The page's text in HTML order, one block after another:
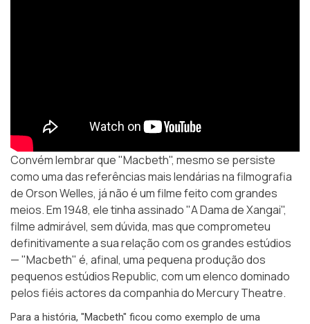
Convém lembrar que "Macbeth", mesmo se persiste
como uma das referências mais lendárias na filmografia
de Orson Welles, já não é um filme feito com grandes
meios. Em 1948, ele tinha assinado "A Dama de Xangai",
filme admirável, sem dúvida, mas que comprometeu
definitivamente a sua relação com os grandes estúdios
— "Macbeth" é, afinal, uma pequena produção dos
pequenos estúdios Republic, com um elenco dominado
pelos fiéis actores da companhia doMercury Theatre.
Para a história, "Macbeth" ficou como exemplo de uma